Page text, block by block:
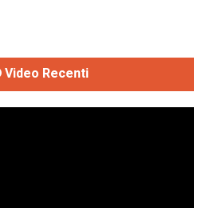
Video Recenti